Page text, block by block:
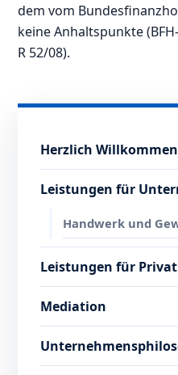
dem vom
keine Anhaltspunkte
R 52/08).
Herzlich
Leistungen für
Handwerk und
Leistungen für
Mediation